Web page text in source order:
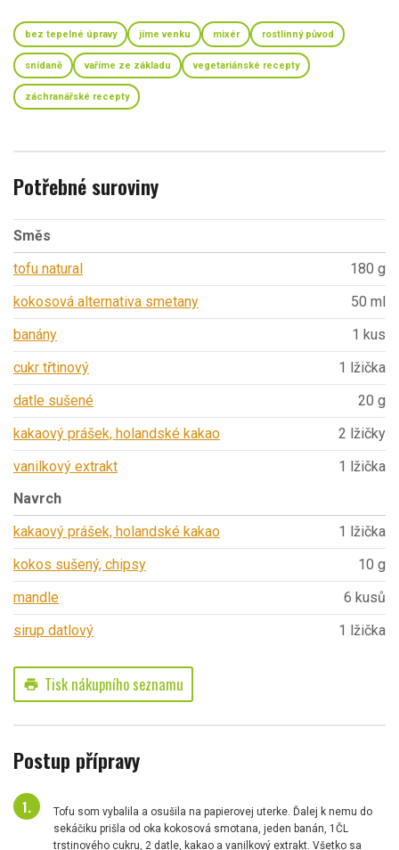
bez tepelné úpravy jíme venku mixér rostlinný původ
snídaně vaříme ze základu vegetariánské recepty
záchranářské recepty
Potřebné suroviny
Směs
tofu natural
180 g
kokosová alternativa smetany
50 ml
banány
1 kus
cukr třtinový
1 lžička
datle sušené
20 g
kakaový prášek, holandské kakao
2 lžičky
vanilkový extrakt
1 lžička
Navrch
kakaový prášek, holandské kakao
1 lžička
kokos sušený, chipsy
10 g
mandle
6 kusů
sirup datlový
1 lžička
print Tisk nákupního seznamu
Postup přípravy
Tofu som vybalila a osušila na papierovej uterke. Ďalej k nemu do
sekáčiku prišla od oka kokosová smotana, jeden banán, 1ČL
trstinového cukru, 2 datle, kakao a vanilkový extrakt. Všetko sa